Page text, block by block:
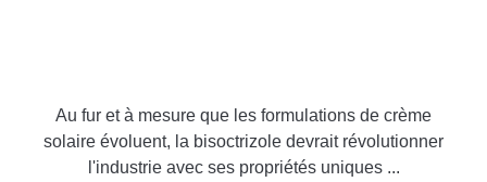
Au fur et à mesure que les formulations de crème
solaire évoluent, la bisoctrizole devrait révolutionner
l'industrie avec ses propriétés uniques ...